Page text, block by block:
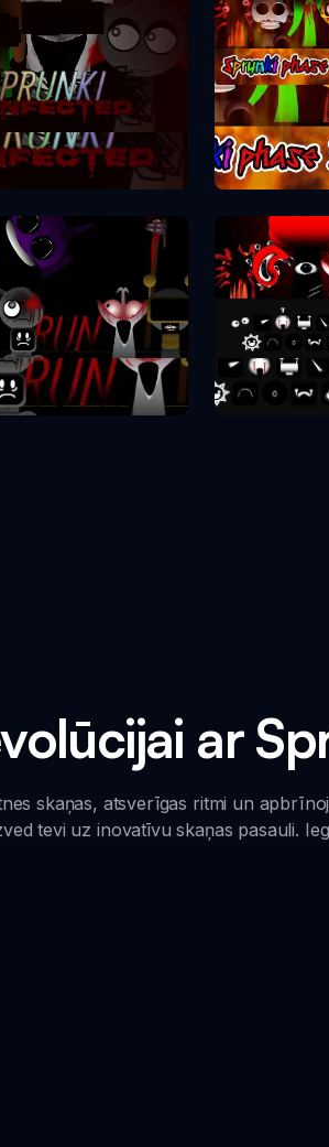
Sprunki Fāze 2
Sprunki Fāze 7
ar
skaņas, atsverīgas ritmi un
tevi uz inovatīvu skaņas pasauli.